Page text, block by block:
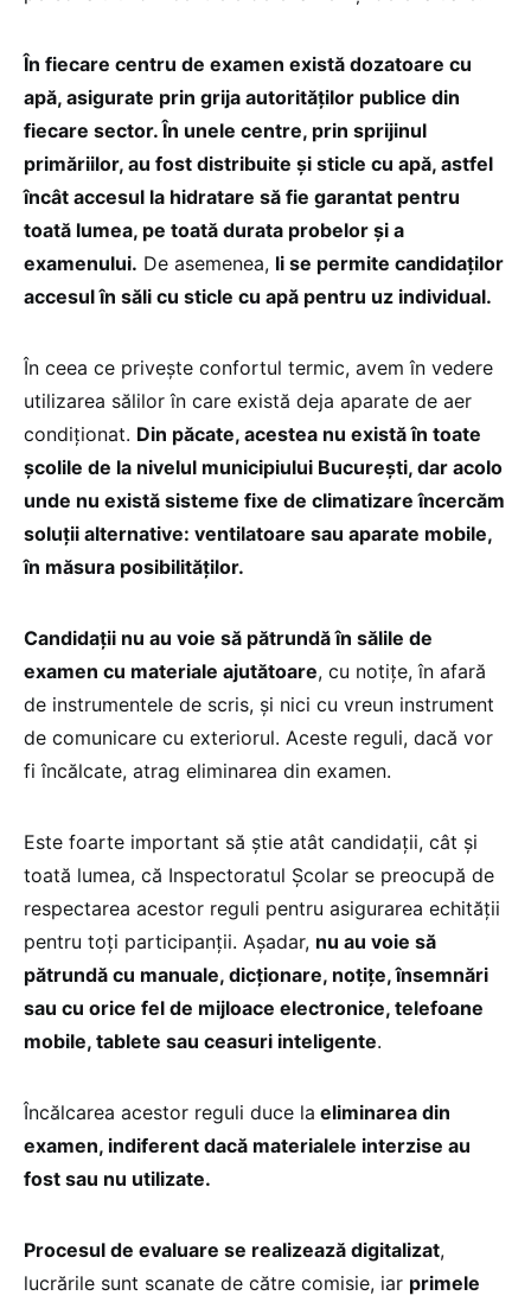
În fiecare centru de examen există dozatoare cu
apă, asigurate prin grija autorităților publice din
fiecare sector. În unele centre, prin sprijinul
primăriilor, au fost distribuite și sticle cu apă, astfel
încât accesul la hidratare să fie garantat pentru
toată lumea, pe toată durata probelor și a
examenului. De asemenea, li se permite candidaților
accesul în săli cu sticle cu apă pentru uz individual.
În ceea ce privește confortul termic, avem în vedere
utilizarea sălilor în care există deja aparate de aer
condiționat. Din păcate, acestea nu există în toate
școlile de la nivelul municipiului București, dar acolo
unde nu există sisteme fixe de climatizare încercăm
soluții alternative: ventilatoare sau aparate mobile,
în măsura posibilităților.
Candidații nu au voie să pătrundă în sălile de
examen cu materiale ajutătoare, cu notițe, în afară
de instrumentele de scris, și nici cu vreun instrument
de comunicare cu exteriorul. Aceste reguli, dacă vor
fi încălcate, atrag eliminarea din examen.
Este foarte important să știe atât candidații, cât și
toată lumea, că Inspectoratul Școlar se preocupă de
respectarea acestor reguli pentru asigurarea echității
pentru toți participanții. Așadar, nu au voie să
pătrundă cu manuale, dicționare, notițe, însemnări
sau cu orice fel de mijloace electronice, telefoane
mobile, tablete sau ceasuri inteligente.
Încălcarea acestor reguli duce la eliminarea din
examen, indiferent dacă materialele interzise au
fost sau nu utilizate.
Procesul de evaluare se realizează digitalizat,
lucrările sunt scanate de către comisie, iar primele